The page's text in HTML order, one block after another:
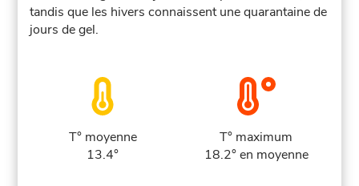
tandis que les hivers connaissent une quarantaine de
jours de gel.
T° moyenne
13.4°
T° maximum
18.2° en moyenne